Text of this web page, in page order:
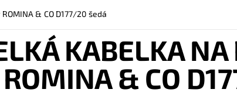
& CO D177/20 šedá
KABELKA
ROMINA & CO